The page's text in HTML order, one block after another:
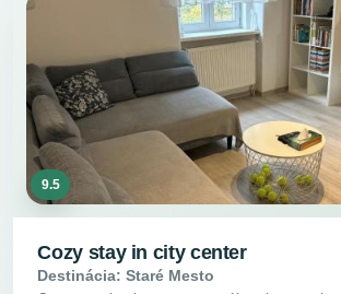
9.5
Cozy stay in city center
Destinácia: Staré Mesto